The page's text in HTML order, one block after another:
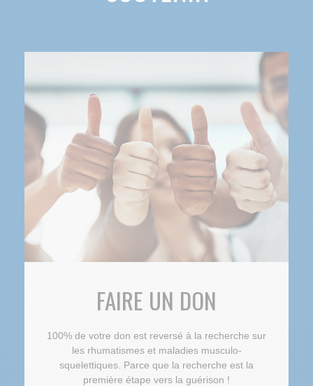
FAIRE UN DON
100% de votre don est reversé à la recherche sur
les rhumatismes et maladies musculo-
squelettiques. Parce que la recherche est la
première étape vers la guérison !